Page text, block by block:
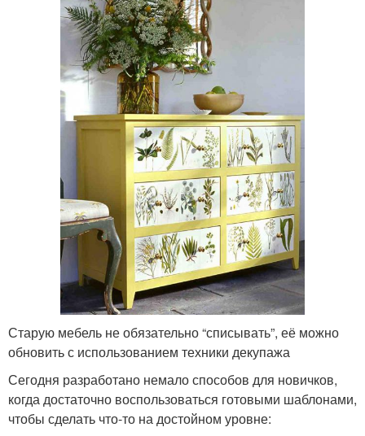
Старую мебель не обязательно “списывать”, её можно
обновить с использованием техники декупажа
Сегодня разработано немало способов для новичков,
когда достаточно воспользоваться готовыми шаблонами,
чтобы сделать что-то на достойном уровне: